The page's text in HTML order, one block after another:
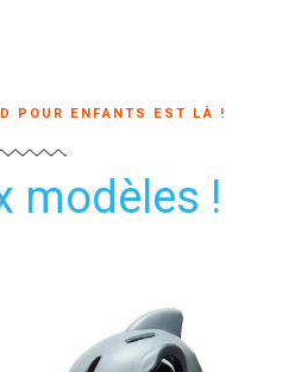
POUR ENFANTS EST LÀ !
modèles !